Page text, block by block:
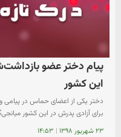
پیام دختر عضو
این کشور
دختر یکی از اعضای حماس در پیامی
برای آزادی پدرش در این کشور
۲۳ شهریور ۱۳۹۸ | ۱۴:۵۳